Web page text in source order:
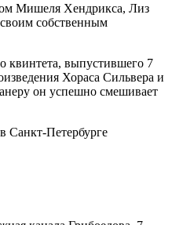
Мишеля Хендрикса, Лиз
собственным
квинтета, выпустившего 7
Хораса Сильвера и
он успешно смешивает
в Санкт-Петербурге